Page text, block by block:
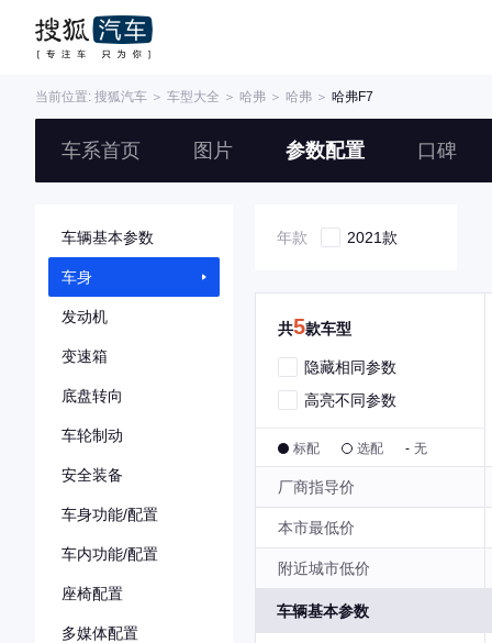
当前位置: 搜狐汽车 ＞ 车型大全 ＞ 哈弗 ＞ 哈弗 ＞ 哈弗F7
车系首页 图片 参数配置 口碑
车辆基本参数
车身
发动机
变速箱
底盘转向
车轮制动
安全装备
车身功能/配置
车内功能/配置
座椅配置
多媒体配置
年款 2021款
共5款车型
隐藏相同参数
高亮不同参数
标配 选配 - 无
厂商指导价
本市最低价
附近城市低价
车辆基本参数